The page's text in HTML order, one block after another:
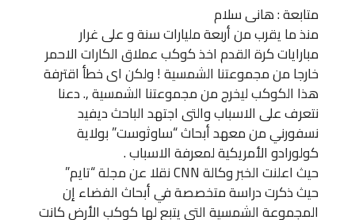
متابعة : هانى سلام
منذ ما يقرب من أربعة مليارات سنة و على غرار
مبارايات كرة القدم اخذ كوكب عملاق الكارات الاحمر
خارجا من مجموعتنا الشمسية ! ولكن اى خطأ اقترفة
هذا الكوكب ليخرج من مجموعتنا الشمسية ,. دعنا
نتعرف على الاسباب والتى اجتهد الباحث ديفيد
نسفورني من معهد أبحاث “ساوثوست” بولاية
كولورادو الأمريكية لمعرفة الاسباب .
حيث اعلنت الخبر وكالة CNN نقلا عن مجلة “تايم”
حيث ذكرت دراسة متخصصة في أبحاث الفضاء إن
المجموعة الشمسية التي يتبع لها كوكب الأرض كانت